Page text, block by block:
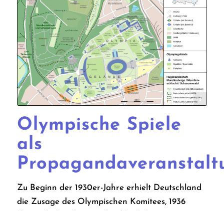
Thomas Römer/OpenStreetMap data
Olympische Spiele
als
Zu Beginn der 1930er-Jahre erhielt Deutschland
die Zusage des Olympischen Komitees, 1936